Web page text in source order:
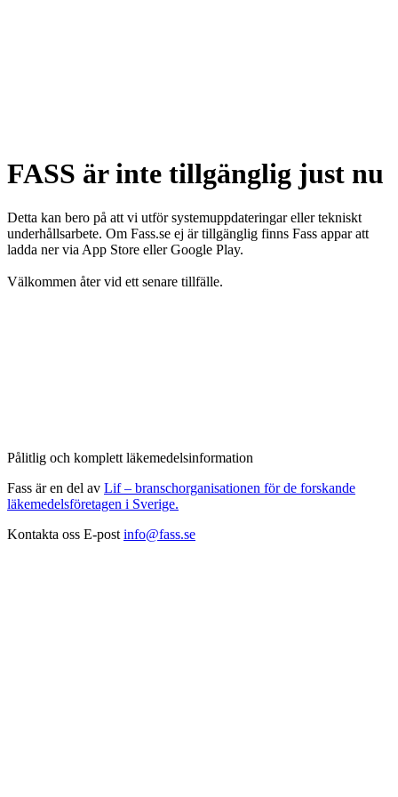
FASS är inte tillgänglig just nu
Detta kan bero på att vi utför systemuppdateringar eller tekniskt
underhållsarbete. Om Fass.se ej är tillgänglig finns Fass appar att
ladda ner via App Store eller Google Play.
Välkommen åter vid ett senare tillfälle.
Pålitlig och komplett läkemedelsinformation
Fass är en del av Lif – branschorganisationen för de forskande
läkemedelsföretagen i Sverige.
Kontakta oss E-post info@fass.se